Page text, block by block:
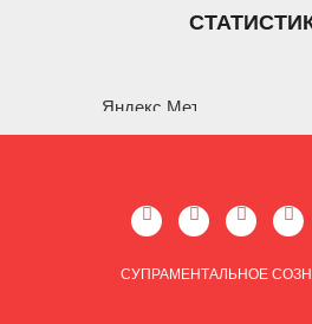
СУПРАМЕНТАЛЬНОЕ